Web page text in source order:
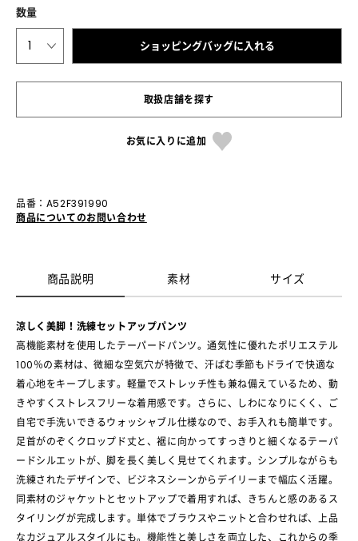
数量
1 ショッピングバッグに入れる
取扱店舗を探す
お気に入りに追加
品番：A52F391990
商品についてのお問い合わせ
商品説明 素材 サイズ
涼しく美脚！洗練セットアップパンツ
高機能素材を使用したテーパードパンツ。通気性に優れたポリエステル
100％の素材は、微細な空気穴が特徴で、汗ばむ季節もドライで快適な
着心地をキープします。軽量でストレッチ性も兼ね備えているため、動
きやすくストレスフリーな着用感です。さらに、しわになりにくく、ご
自宅で手洗いできるウォッシャブル仕様なので、お手入れも簡単です。
足首がのぞくクロップド丈と、裾に向かってすっきりと細くなるテーパ
ードシルエットが、脚を長く美しく見せてくれます。シンプルながらも
洗練されたデザインで、ビジネスシーンからデイリーまで幅広く活躍。
同素材のジャケットとセットアップで着用すれば、きちんと感のあるス
タイリングが完成します。単体でブラウスやニットと合わせれば、上品
なカジュアルスタイルにも。機能性と美しさを両立した、これからの季